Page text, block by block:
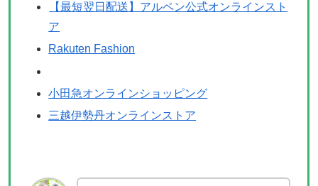
【最短翌日配送】アルペン公式オンラインスト
ア
Rakuten Fashion
小田急オンラインショッピング
三越伊勢丹オンラインストア